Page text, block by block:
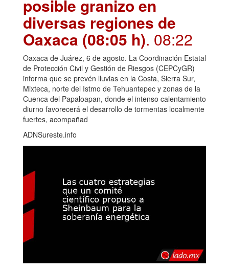
posible granizo en
diversas regiones de
Oaxaca (08:05 h). 08:22
Oaxaca de Juárez, 6 de agosto. La Coordinación Estatal
de Protección Civil y Gestión de Riesgos (CEPCyGR)
informa que se prevén lluvias en la Costa, Sierra Sur,
Mixteca, norte del Istmo de Tehuantepec y zonas de la
Cuenca del Papaloapan, donde el intenso calentamiento
diurno favorecerá el desarrollo de tormentas localmente
fuertes, acompañad
ADNSureste.info